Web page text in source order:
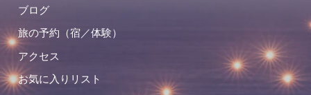
ブログ
旅の予約（宿／体験）
アクセス
お気に入りリスト